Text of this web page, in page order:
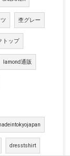
杢グレー
トップ
lamond通販
dresstshirt